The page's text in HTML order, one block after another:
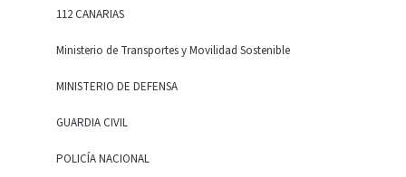
112 CANARIAS
Ministerio de Transportes y Movilidad Sostenible
MINISTERIO DE DEFENSA
GUARDIA CIVIL
POLICÍA NACIONAL